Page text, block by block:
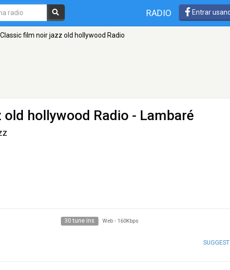
RADIO Entrar
Classic film noir jazz old hollywood Radio
hollywood Radio - Lambaré
30 tune ins Web - 160Kbps